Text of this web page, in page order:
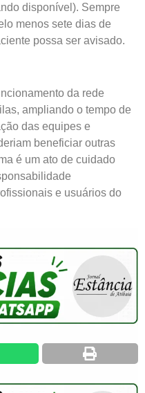
disponível). Sempre
menos sete dias de
possa ser avisado.
da rede
ampliando o tempo de
das equipes e
beneficiar outras
é um ato de cuidado
e usuários do